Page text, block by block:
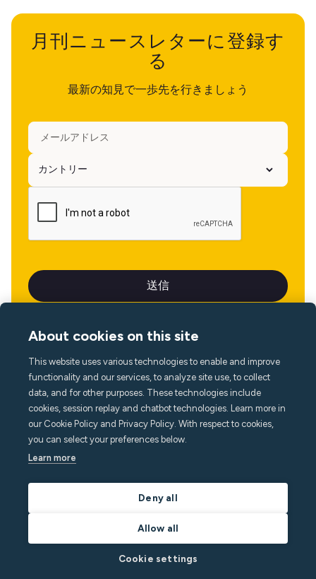
月刊ニュースレターに登録す
る
最新の知見で一歩先を行きましょう
言語
About cookies on this site
This website uses various technologies to enable and improve
functionality and our services, to analyze site use, to collect
data, and for other purposes. These technologies include
cookies, session replay and chatbot technologies. Learn more in
our Cookie Policy and Privacy Policy. With respect to cookies,
you can select your preferences below.
Learn more
Deny all
Allow all
Cookie settings